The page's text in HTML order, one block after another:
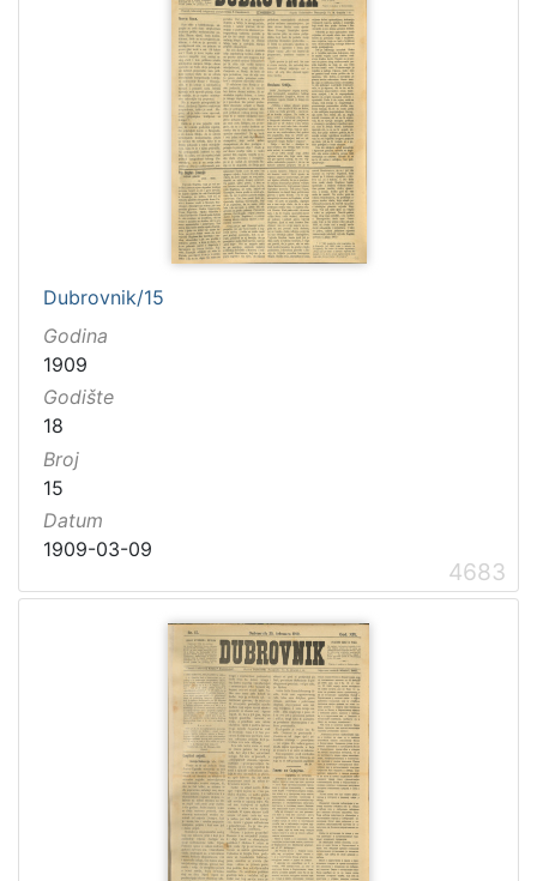
Dubrovnik/15
Godina
1909
Godište
18
Broj
15
Datum
1909-03-09
4683